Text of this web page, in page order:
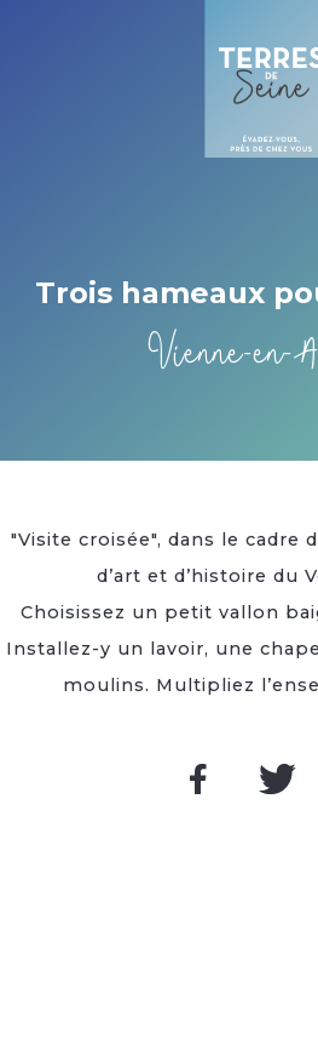
Trois hameaux
Vienne-en-
"Visite croisée", dans le cadre
d’art et d’histoire du
Choisissez un petit vallon
Installez-y un lavoir, une
moulins. Multipliez